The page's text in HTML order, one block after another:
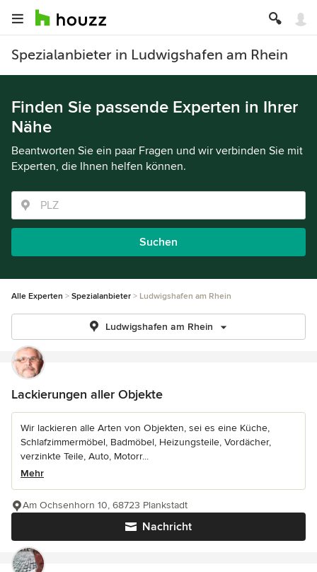
Spezialanbieter in Ludwigshafen am Rhein
Finden Sie passende Experten in Ihrer
Nähe
Beantworten Sie ein paar Fragen und wir verbinden Sie mit
Experten, die Ihnen helfen können.
Suchen
Alle Experten Spezialanbieter Ludwigshafen am Rhein
Ludwigshafen am Rhein
Lackierungen aller Objekte
Wir lackieren alle Arten von Objekten, sei es eine Küche,
Schlafzimmermöbel, Badmöbel, Heizungsteile, Vordächer,
verzinkte Teile, Auto, Motorr...
Mehr
Nachricht
Am Ochsenhorn 10, 68723 Plankstadt